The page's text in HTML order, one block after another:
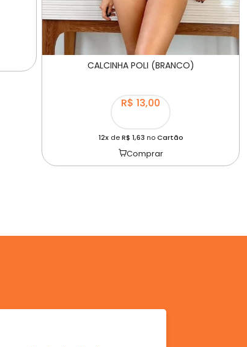
CALCINHA POLI (BRANCO)
R$ 13,00
12xdeR$ 1,63 noCartão
Comprar